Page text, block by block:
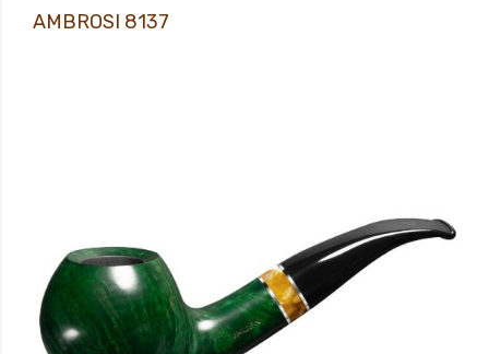
AMBROSI 8137
Prodej pouze osobám starších 18-ti let! Sametově matný, ručně voskovaný
povrch dýmky vám pak dává především pocítit, jak příjemné je mít ji v ruce.